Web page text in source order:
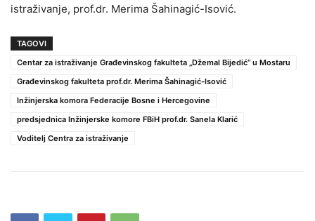
istraživanje, prof.dr. Merima Šahinagić-Isović.
TAGOVI
Centar za istraživanje Građevinskog fakulteta „Džemal Bijedić“ u Mostaru
Građevinskog fakulteta prof.dr. Merima Šahinagić-Isović
Inžinjerska komora Federacije Bosne i Hercegovine
predsjednica Inžinjerske komore FBiH prof.dr. Sanela Klarić
Voditelj Centra za istraživanje